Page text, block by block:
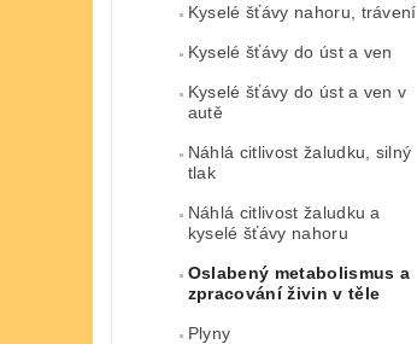
Kyselé šťávy nahoru, trávení
Kyselé šťávy do úst a ven
Kyselé šťávy do úst a ven v
autě
Náhlá citlivost žaludku, silný
tlak
Náhlá citlivost žaludku a
kyselé šťávy nahoru
Oslabený metabolismus a
zpracování živin v těle
Plyny